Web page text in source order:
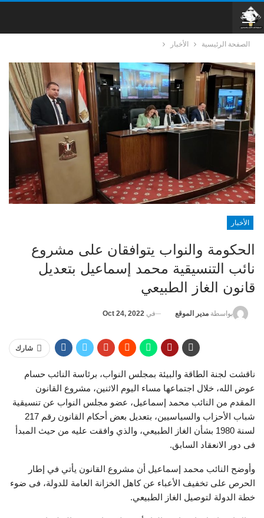
الصفحة الرئيسية الأخبار
الأخبار
الحكومة والنواب يتوافقان على مشروع
نائب التنسيقية محمد إسماعيل بتعديل
قانون الغاز الطبيعي
بواسطة مدير الموقع في Oct 24, 2022
شارك
ناقشت لجنة الطاقة والبيئة بمجلس النواب، برئاسة النائب حسام
عوض الله، خلال اجتماعها مساء اليوم الاثنين، مشروع القانون
المقدم من النائب محمد إسماعيل، عضو مجلس النواب عن تنسيقية
شباب الأحزاب والسياسيين، بتعديل بعض أحكام القانون رقم 217
لسنة 1980 بشأن الغاز الطبيعي، والذي وافقت عليه من حيث المبدأ
فى دور الانعقاد السابق.
وأوضح النائب محمد إسماعيل أن مشروع القانون يأتي في إطار
الحرص على تخفيف الأعباء عن كاهل الخزانة العامة للدولة، فى ضوء
خطة الدولة لتوصيل الغاز الطبيعي.